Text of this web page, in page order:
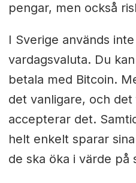
pengar, men också
I Sverige används
vardagsvaluta. Du
betala med Bitcoin.
det vanligare, och
accepterar det.
helt enkelt sparar
de ska öka i värde på